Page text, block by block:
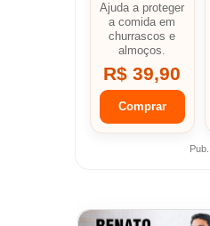
Ajuda a proteger
a comida em
churrascos e
almoços.
R$ 39,90
Comprar
Pub.